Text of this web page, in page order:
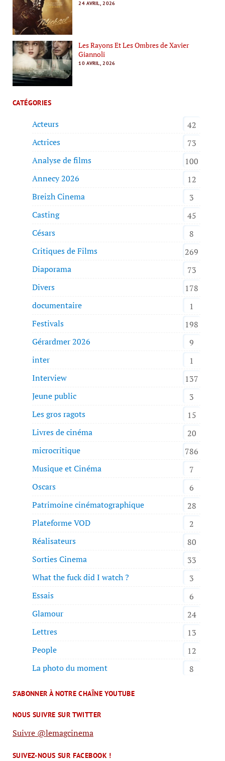
24 AVRIL, 2026
Les Rayons Et Les Ombres de Xavier
Giannoli
10 AVRIL, 2026
CATÉGORIES
Acteurs
42
Actrices
73
Analyse de films
100
Annecy 2026
12
Breizh Cinema
3
Casting
45
Césars
8
Critiques de Films
269
Diaporama
73
Divers
178
documentaire
1
Festivals
198
Gérardmer 2026
9
inter
1
Interview
137
Jeune public
3
Les gros ragots
15
Livres de cinéma
20
microcritique
786
Musique et Cinéma
7
Oscars
6
Patrimoine cinématographique
28
Plateforme VOD
2
Réalisateurs
80
Sorties Cinema
33
What the fuck did I watch ?
3
Essais
6
Glamour
24
Lettres
13
People
12
La photo du moment
8
S’ABONNER À NOTRE CHAÎNE YOUTUBE
NOUS SUIVRE SUR TWITTER
Suivre @lemagcinema
SUIVEZ-NOUS SUR FACEBOOK !